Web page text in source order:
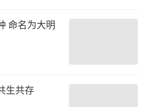
命名为大明
生共存